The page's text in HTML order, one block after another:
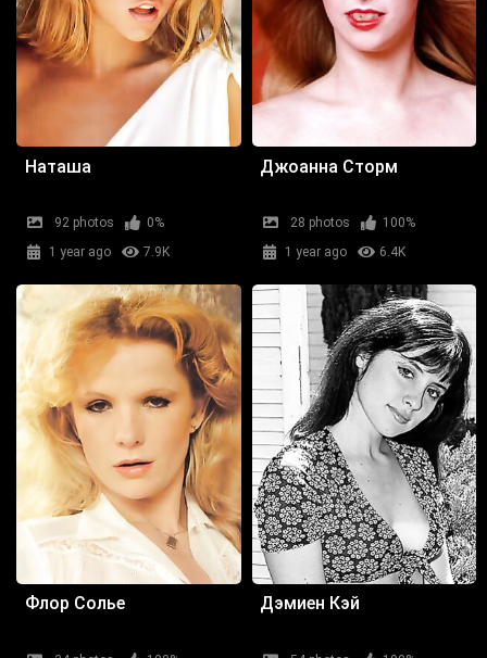
Наташа
92 photos
0%
1 year ago
7.9K
Джоанна Сторм
28 photos
100%
1 year ago
6.4K
Флор Солье Дэмиен Кэй